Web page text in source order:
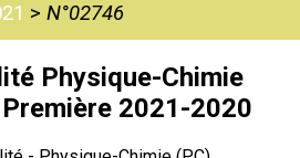
> N°02746
Physique-Chimie
2021-2020